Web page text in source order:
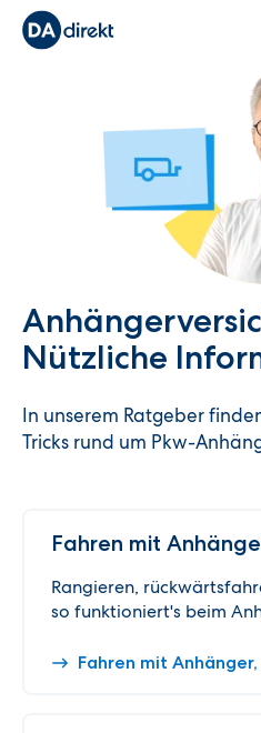
Nützliche
In unserem Ratgeber
Tricks rund um Pkw-
Fahren mit
Rangieren,
so funktioniert's beim
Fahren mit